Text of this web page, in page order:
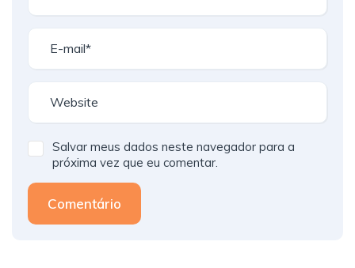
Salvar meus dados neste navegador para a
próxima vez que eu comentar.
Comentário